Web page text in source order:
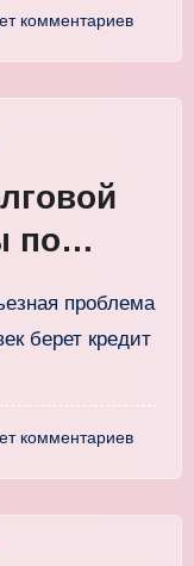
комментариев
по
берет кредит
комментариев